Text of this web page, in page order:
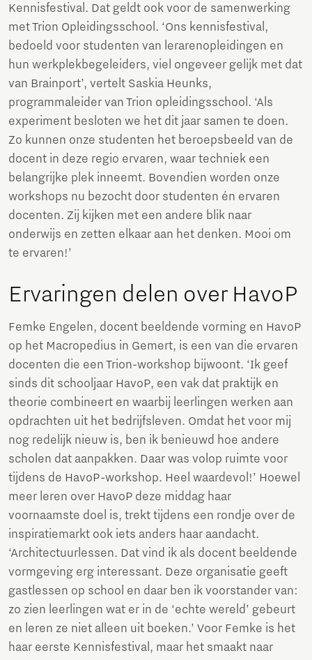
Kennisfestival. Dat geldt ook voor de samenwerking
met Trion Opleidingsschool. ‘Ons kennisfestival,
bedoeld voor studenten van lerarenopleidingen en
hun werkplekbegeleiders, viel ongeveer gelijk met dat
van Brainport’, vertelt Saskia Heunks,
programmaleider van Trion opleidingsschool. ‘Als
experiment besloten we het dit jaar samen te doen.
Zo kunnen onze studenten het beroepsbeeld van de
docent in deze regio ervaren, waar techniek een
belangrijke plek inneemt. Bovendien worden onze
workshops nu bezocht door studenten én ervaren
docenten. Zij kijken met een andere blik naar
onderwijs en zetten elkaar aan het denken. Mooi om
te ervaren!’
Ervaringen delen over HavoP
Femke Engelen, docent beeldende vorming en HavoP
op het Macropedius in Gemert, is een van die ervaren
docenten die een Trion-workshop bijwoont. ‘Ik geef
sinds dit schooljaar HavoP, een vak dat praktijk en
theorie combineert en waarbij leerlingen werken aan
opdrachten uit het bedrijfsleven. Omdat het voor mij
nog redelijk nieuw is, ben ik benieuwd hoe andere
scholen dat aanpakken. Daar was volop ruimte voor
tijdens de HavoP-workshop. Heel waardevol!’ Hoewel
meer leren over HavoP deze middag haar
voornaamste doel is, trekt tijdens een rondje over de
inspiratiemarkt ook iets anders haar aandacht.
‘Architectuurlessen. Dat vind ik als docent beeldende
vormgeving erg interessant. Deze organisatie geeft
gastlessen op school en daar ben ik voorstander van:
zo zien leerlingen wat er in de ‘echte wereld’ gebeurt
en leren ze niet alleen uit boeken.’ Voor Femke is het
haar eerste Kennisfestival, maar het smaakt naar